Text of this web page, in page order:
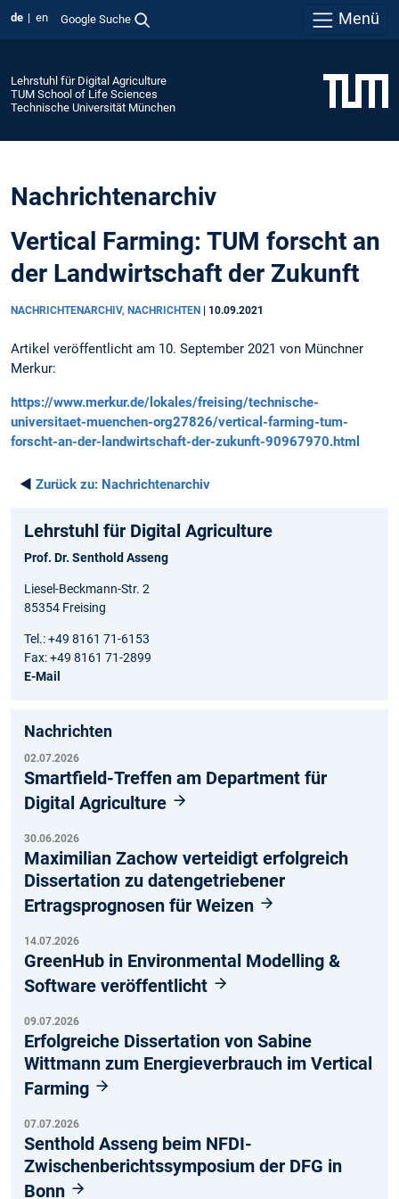
de en Google Suche Menü
Lehrstuhl für Digital Agriculture
TUM School of Life Sciences
Technische Universität München
Nachrichtenarchiv
Vertical Farming: TUM forscht an
der Landwirtschaft der Zukunft
NACHRICHTENARCHIV, NACHRICHTEN 10.09.2021
Artikel veröffentlicht am 10. September 2021 von Münchner
Merkur:
https://www.merkur.de/lokales/freising/technische-
universitaet-muenchen-org27826/vertical-farming-tum-
forscht-an-der-landwirtschaft-der-zukunft-90967970.html
◄ Zurück zu: Nachrichtenarchiv
Lehrstuhl für Digital Agriculture
Prof. Dr. Senthold Asseng
Liesel-Beckmann-Str. 2
85354 Freising
Tel.: +49 8161 71-6153
Fax: +49 8161 71-2899
E-Mail
Nachrichten
02.07.2026
Smartfield-Treffen am Department für
Digital Agriculture
30.06.2026
Maximilian Zachow verteidigt erfolgreich
Dissertation zu datengetriebener
Ertragsprognosen für Weizen
14.07.2026
GreenHub in Environmental Modelling &
Software veröffentlicht
09.07.2026
Erfolgreiche Dissertation von Sabine
Wittmann zum Energieverbrauch im Vertical
Farming
07.07.2026
Senthold Asseng beim NFDI-
Zwischenberichtssymposium der DFG in
Bonn